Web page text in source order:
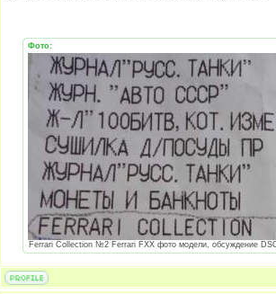
Фото:
Ferrari Collection №2 Ferrari FXX фото модели, обсуждение